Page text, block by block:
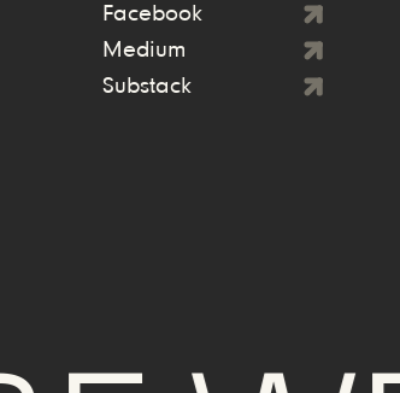
Facebook
Medium
Substack